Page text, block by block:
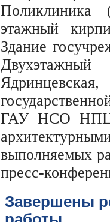
Поликлиника
этажный
Здание
ГАУ НСО НПЦ
выполняемых
пресс-
Завершены